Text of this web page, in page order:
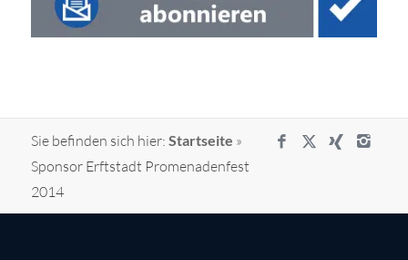
Sie befinden sich hier: Startseite »
Sponsor Erftstadt Promenadenfest
2014